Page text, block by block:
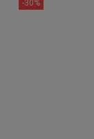
-30%